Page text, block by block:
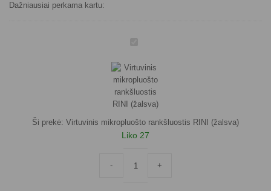
Dažniausiai perkama kartu:
rankšluostis
(žalsva)
Ši prekė: Virtuvinis mikropluošto rankšluostis RINI (žalsva)
Liko 27
- +